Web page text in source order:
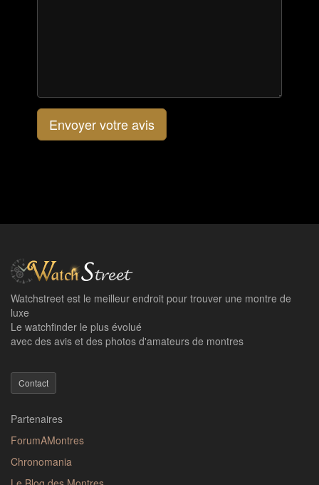
Envoyer votre avis
Watchstreet est le meilleur endroit pour trouver une montre de
luxe
Le watchfinder le plus évolué
avec des avis et des photos d'amateurs de montres
Contact
Partenaires
ForumAMontres
Chronomania